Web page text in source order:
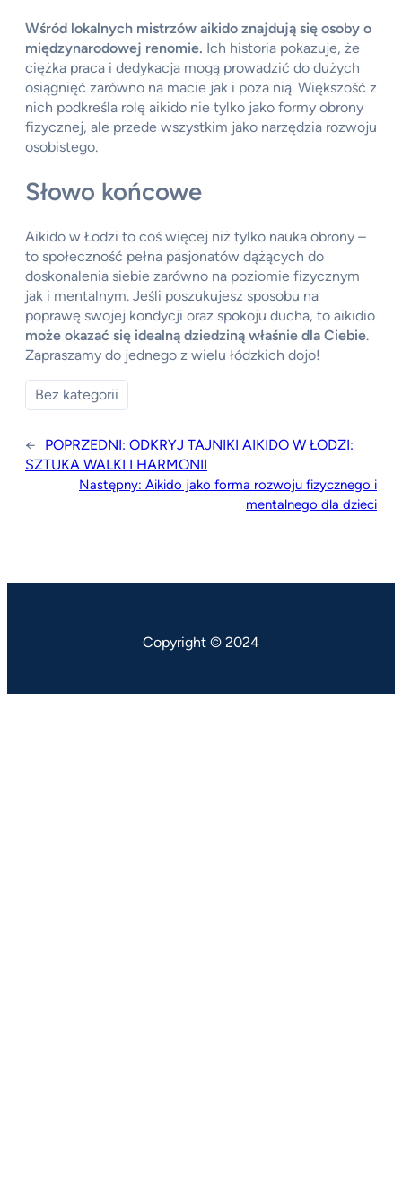
Wśród lokalnych mistrzów aikido znajdują się osoby o
międzynarodowej renomie. Ich historia pokazuje, że
ciężka praca i dedykacja mogą prowadzić do dużych
osiągnięć zarówno na macie jak i poza nią. Większość z
nich podkreśla rolę aikido nie tylko jako formy obrony
fizycznej, ale przede wszystkim jako narzędzia rozwoju
osobistego.
Słowo końcowe
Aikido w Łodzi to coś więcej niż tylko nauka obrony –
to społeczność pełna pasjonatów dążących do
doskonalenia siebie zarówno na poziomie fizycznym
jak i mentalnym. Jeśli poszukujesz sposobu na
poprawę swojej kondycji oraz spokoju ducha, to aikidio
może okazać się idealną dziedziną właśnie dla Ciebie.
Zapraszamy do jednego z wielu łódzkich dojo!
Bez kategorii
← POPRZEDNI: ODKRYJ TAJNIKI AIKIDO W ŁODZI:
SZTUKA WALKI I HARMONII
Następny: Aikido jako forma rozwoju fizycznego i
mentalnego dla dzieci
Copyright © 2024